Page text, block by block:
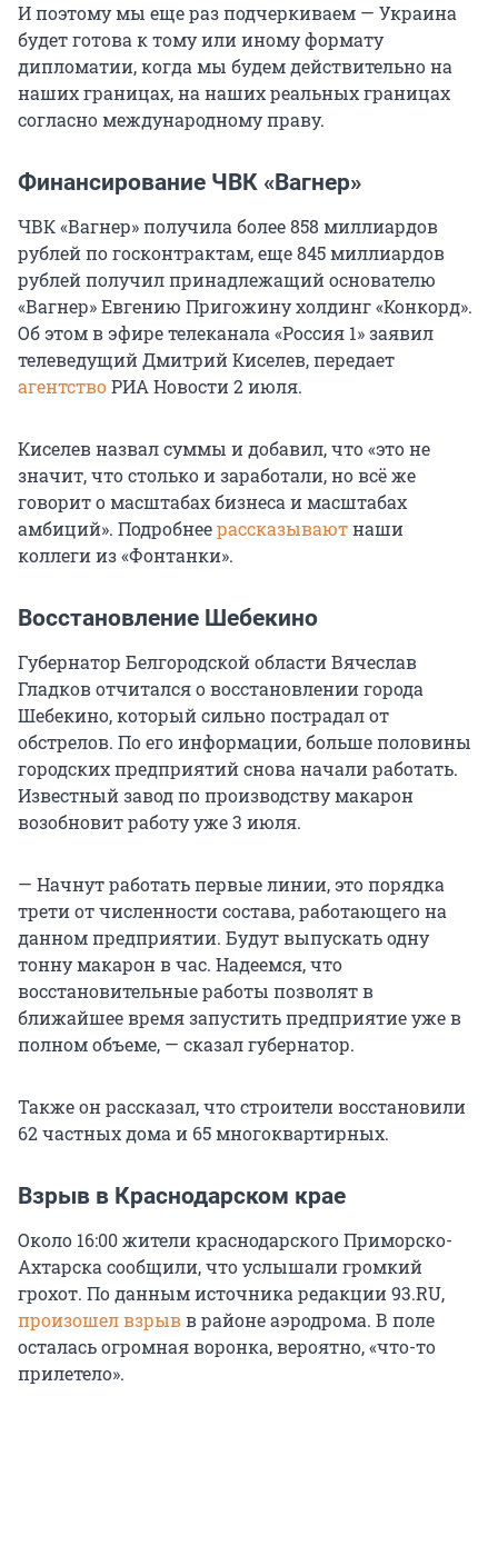
И поэтому мы еще раз подчеркиваем — Украина
будет готова к тому или иному формату
дипломатии, когда мы будем действительно на
наших границах, на наших реальных границах
согласно международному праву.
Финансирование ЧВК «Вагнер»
ЧВК «Вагнер» получила более 858 миллиардов
рублей по госконтрактам, еще 845 миллиардов
рублей получил принадлежащий основателю
«Вагнер» Евгению Пригожину холдинг «Конкорд».
Об этом в эфире телеканала «Россия 1» заявил
телеведущий Дмитрий Киселев, передает
агентствоРИА Новости 2 июля.
Киселев назвал суммы и добавил, что «это не
значит, что столько и заработали, но всё же
говорит о масштабах бизнеса и масштабах
амбиций». Подробнеерассказываютнаши
коллеги из «Фонтанки».
Восстановление Шебекино
Губернатор Белгородской области Вячеслав
Гладков отчитался о восстановлении города
Шебекино, который сильно пострадал от
обстрелов. По его информации, больше половины
городских предприятий снова начали работать.
Известный завод по производству макарон
возобновит работу уже 3 июля.
— Начнут работать первые линии, это порядка
трети от численности состава, работающего на
данном предприятии. Будут выпускать одну
тонну макарон в час. Надеемся, что
восстановительные работы позволят в
ближайшее время запустить предприятие уже в
полном объеме, — сказал губернатор.
Также он рассказал, что строители восстановили
62 частных дома и 65 многоквартирных.
Взрыв в Краснодарском крае
Около 16:00 жители краснодарского Приморско-
Ахтарска сообщили, что услышали громкий
грохот. По данным источника редакции 93.RU,
произошел взрывв районе аэродрома. В поле
осталась огромная воронка, вероятно, «что-то
прилетело».